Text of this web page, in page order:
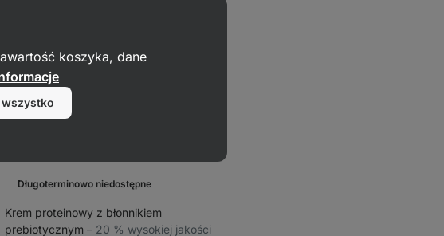
Długoterminowo niedostępne
Krem proteinowy z błonnikiem
prebiotycznym ⁠–⁠ 20 % wysokiej jakości
koszyka, dane